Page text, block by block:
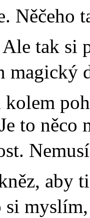
Ale tak si
magický
kolem
to něco
aby
myslím,